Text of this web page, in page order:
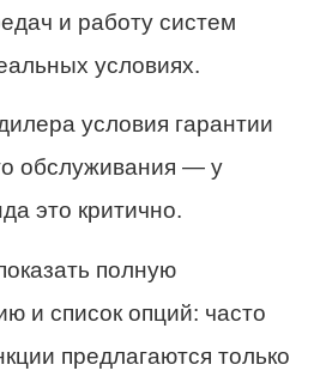
и работу систем
условиях.
условия гарантии
обслуживания — у
это критично.
полную
и список опций: часто
предлагаются только